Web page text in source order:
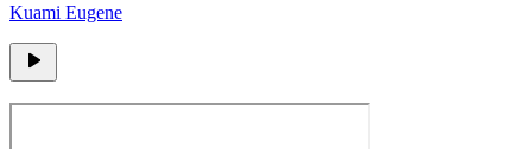
Kuami Eugene